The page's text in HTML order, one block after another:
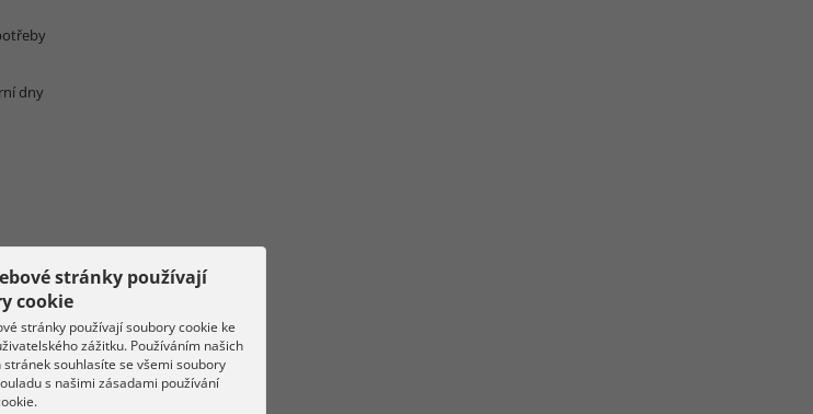
dny
stránky používají
cookie
stránky používají soubory cookie ke
zážitku. Používáním našich
stránek souhlasíte se všemi soubory
s našimi zásadami používání